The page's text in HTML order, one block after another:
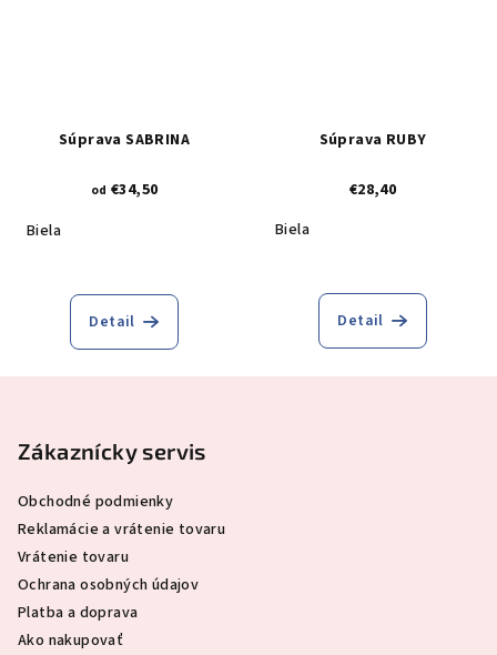
Súprava SABRINA
od €34,50
Biela
Detail
Súprava RUBY
€28,40
Biela
Detail
Zákaznícky servis
Obchodné podmienky
Reklamácie a vrátenie tovaru
Vrátenie tovaru
Ochrana osobných údajov
Platba a doprava
Ako nakupovať